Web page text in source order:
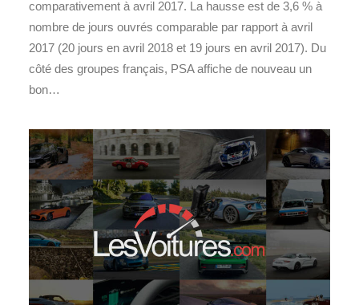
comparativement à avril 2017. La hausse est de 3,6 % à
nombre de jours ouvrés comparable par rapport à avril
2017 (20 jours en avril 2018 et 19 jours en avril 2017). Du
côté des groupes français, PSA affiche de nouveau un
bon…